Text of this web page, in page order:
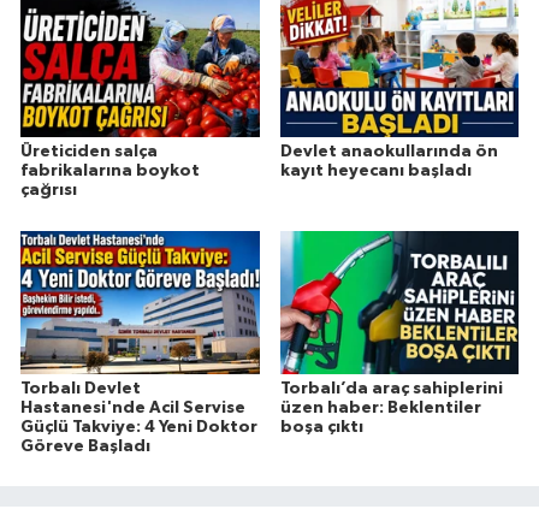
Üreticiden salça
fabrikalarına boykot
çağrısı
Devlet anaokullarında ön
kayıt heyecanı başladı
Torbalı Devlet
Hastanesi'nde Acil Servise
Güçlü Takviye: 4 Yeni Doktor
Göreve Başladı
Torbalı’da araç sahiplerini
üzen haber: Beklentiler
boşa çıktı